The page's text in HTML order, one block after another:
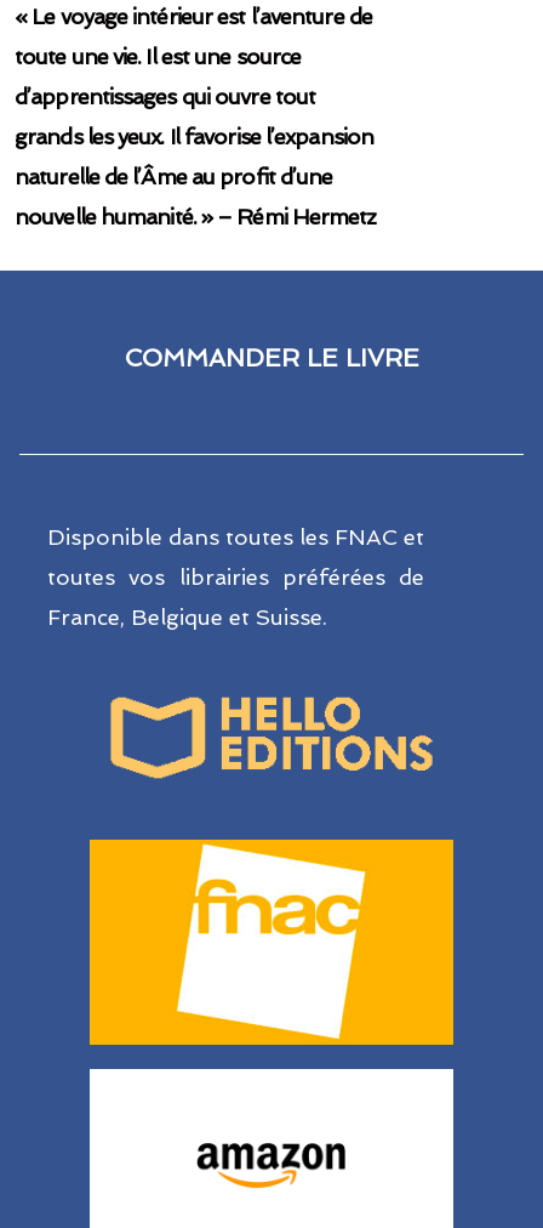
« Le voyage intérieur est l’aventure de
toute une vie. Il est une source
d’apprentissages qui ouvre tout
grands les yeux. Il favorise l’expansion
naturelle de l’Âme au profit d’une
nouvelle humanité. » – Rémi Hermetz
COMMANDER LE LIVRE​
Disponible dans toutes les FNAC et
toutes vos librairies préférées de
France, Belgique et Suisse.